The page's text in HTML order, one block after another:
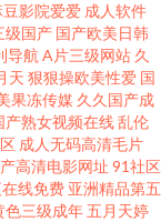
四虎影院麻豆 91乱子
91老司机福利社 福利
泡影院 久久欧美毛 微
人砖区 99热最新网址
豆影院爱爱 成人软件
级国产 国产欧美日韩
导航 A片三级网站 久
天 狠狠操欧美性爱 国
果冻传媒 久久国产成
产熟女视频在线乱伦
成人无码高清毛片
高清电影网址 91社区
线免费 亚洲精品第五
色三级成年 五月天婷